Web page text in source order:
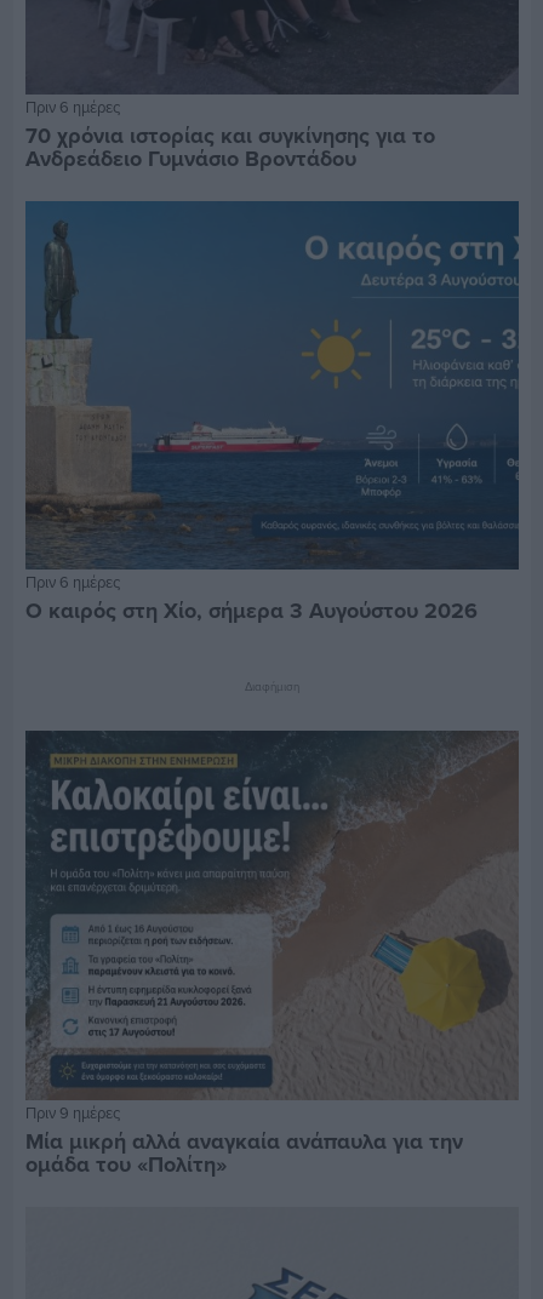
Πριν 6 ημέρες
70 χρόνια ιστορίας και συγκίνησης για το
Ανδρεάδειο Γυμνάσιο Βροντάδου
Πριν 6 ημέρες
Ο καιρός στη Χίο, σήμερα 3 Αυγούστου 2026
Διαφήμιση
Πριν 9 ημέρες
Μία μικρή αλλά αναγκαία ανάπαυλα για την
ομάδα του «Πολίτη»